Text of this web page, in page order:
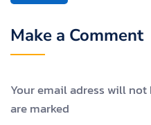
Make a Comment
Your email adress will
are marked